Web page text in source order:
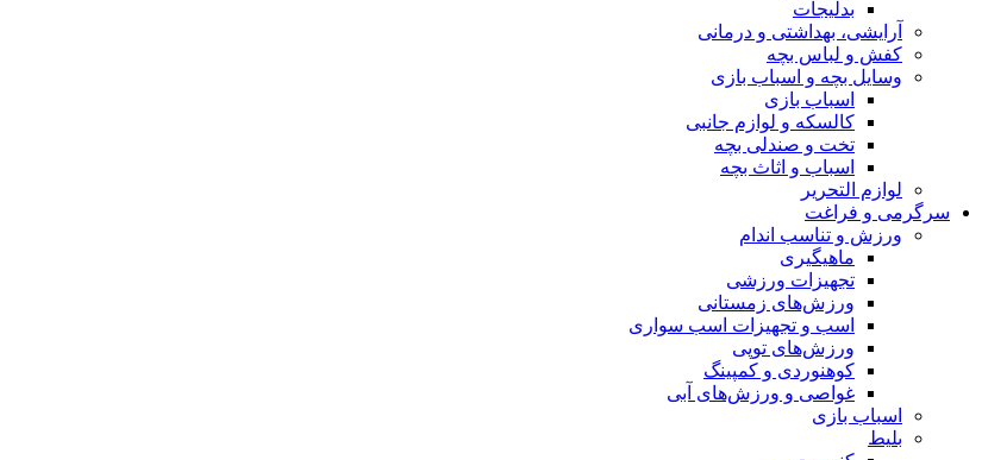
بدلیجات
آرایشی، بهداشتی و درمانی
کفش و لباس بچه
وسایل بچه و اسباب بازی
اسباب بازی
کالسکه و لوازم جانبی
تخت و صندلی بچه
اسباب و اثاث بچه
لوازم التحریر
سرگرمی و فراغت
ورزش و تناسب اندام
ماهیگیری
تجهیزات ورزشی
ورزش‌های زمستانی
اسب و تجهیزات اسب سواری
ورزش‌های توپی
کوهنوردی و کمپینگ
غواصی و ورزش‌های آبی
اسباب‌ بازی
بلیط